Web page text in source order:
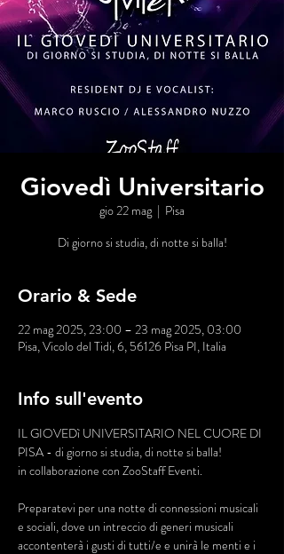
Giovedì Universitario
gio 22 mag
  |
Pisa
Di giorno si studia, di notte si balla!
Orario & Sede
22 mag 2025, 23:00 – 23 mag 2025, 03:00
Pisa, Vicolo del Tidi, 6, 56126 Pisa PI, Italia
Info sull'evento
IL GIOVEDì UNIVERSITARIO NEL CUORE DI
PISA - di giorno si studia, di notte si balla!
in collaborazione con ZooStaff Eventi.
Preparatevi per una notte di connessioni musicali
e sociali, dove un intreccio di generi musicali
accontenterà i gusti di tutti/e e unirà le menti e i